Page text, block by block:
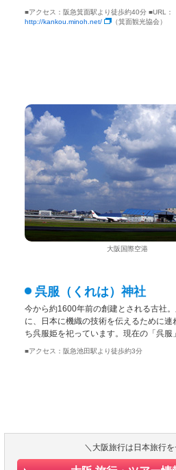
■アクセス：阪急箕面駅より徒歩約40分 ■URL：
http://kankou.minoh.net/
（箕面観光協会）
大阪国際空港
呉服（くれは）神社
今から約1600年前の創建とされる古社
に、日本に機織の技術を伝えるために連
ち呉服姫を祀っています。現在の「呉服
■アクセス：阪急池田駅より徒歩約3分
＼大阪旅行は日本旅行